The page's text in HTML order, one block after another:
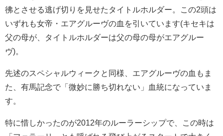
彿とさせる逃げ切りを見せたタイトルホルダー。この2頭は
いずれも女帝・エアグルーヴの血を引いています(キセキは
父の母が、タイトルホルダーは父の母の母がエアグルー
ヴ)。
先述のスペシャルウィークと同様、エアグルーヴの血もま
た、有馬記念で「微妙に勝ち切れない」血統になっていま
す。
特に惜しかったのが2012年のルーラーシップで、この時は